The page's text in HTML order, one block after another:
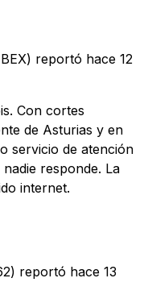
reportó hace 12
Con cortes
de Asturias y en
servicio de atención
responde. La
internet.
reportó hace 13